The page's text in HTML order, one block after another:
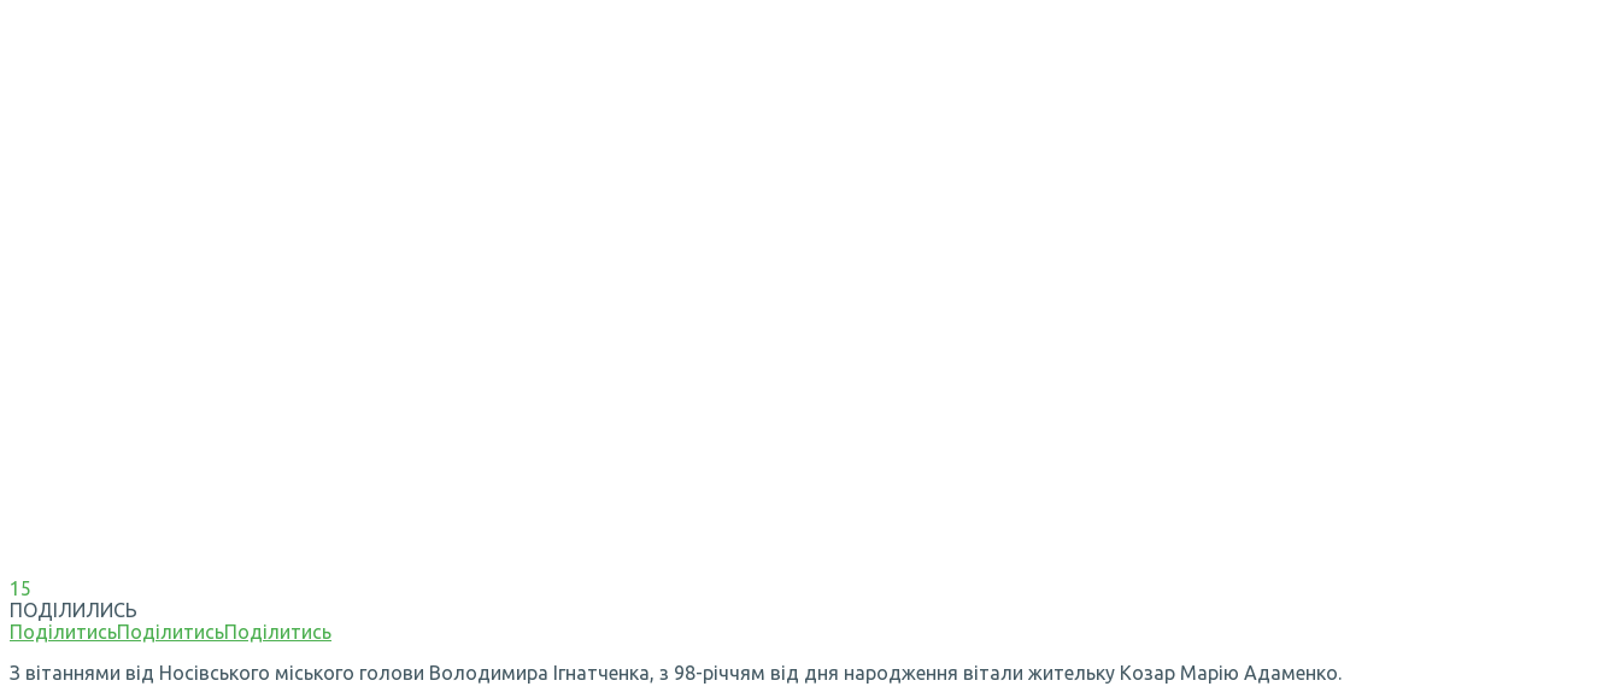
15
ПОДІЛИЛИСЬ
ПоділитисьПоділитисьПоділитись
З вітаннями від Носівського міського голови Володимира Ігнатченка, з 98-річчям від дня народження вітали жительку Козар Марію Адаменко.